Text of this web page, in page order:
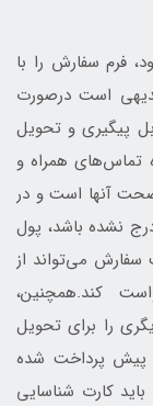
فرم سفارش را با
است درصورت
پیگیری و تحویل
تماس‌های همراه و
آنها است و در
نشده باشد، پول
می‌تواند از
کند.همچنین،
را برای تحویل
پیش پرداخت شده
کارت شناسایی